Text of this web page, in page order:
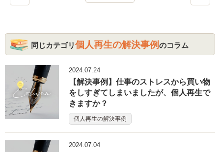
同じカテゴリ個人再生の解決事例のコラム
2024.07.24
【解決事例】仕事のストレスから買い物
をしすぎてしまいましたが、個人再生で
きますか？
個人再生の解決事例
2024.07.04